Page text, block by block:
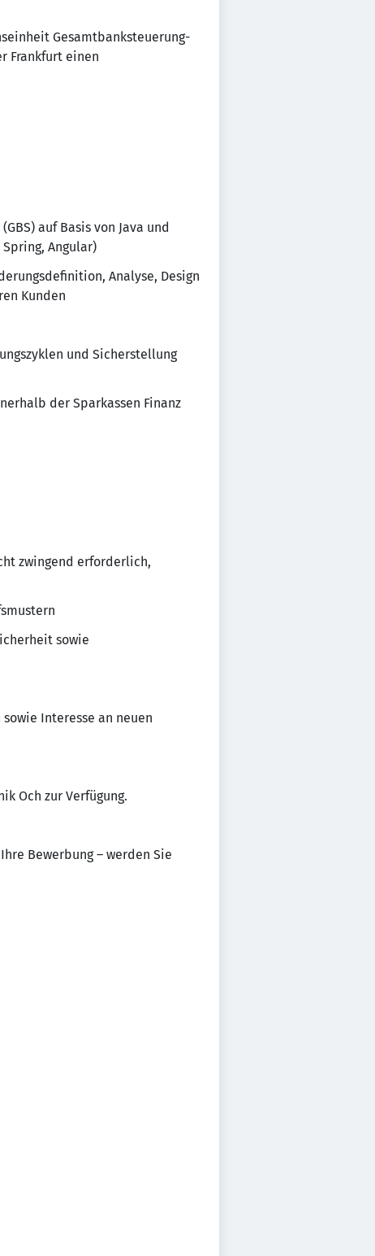
Gesamtbanksteuerung-
Frankfurt einen
auf Basis von Java und
Angular)
Analyse, Design
Kunden
und Sicherstellung
der Sparkassen Finanz
zwingend erforderlich,
sowie
Interesse an neuen
Och zur Verfügung.
Bewerbung – werden Sie